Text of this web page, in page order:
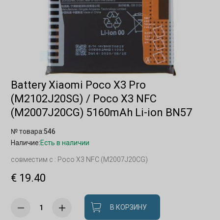
Battery Xiaomi Poco X3 Pro
(M2102J20SG) / Poco X3 NFC
(M2007J20CG) 5160mAh Li-ion BN57
№ товара:546
Наличие:Есть в наличии
совместим с : Poco X3 NFC (M2007J20CG)
€ 19.40
В КОРЗИНУ